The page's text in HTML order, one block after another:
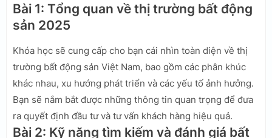
Bài 1: Tổng quan về thị trường bất động
sản 2025
Khóa học sẽ cung cấp cho bạn cái nhìn toàn diện về thị
trường bất động sản Việt Nam, bao gồm các phân khúc
khác nhau, xu hướng phát triển và các yếu tố ảnh hưởng.
Bạn sẽ nắm bắt được những thông tin quan trọng để đưa
ra quyết định đầu tư và tư vấn khách hàng hiệu quả.
Bài 2: Kỹ năng tìm kiếm và đánh giá bất